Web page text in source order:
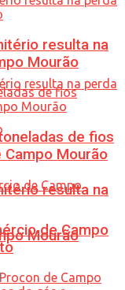
resulta na
Mourão
resulta na
Mourão
de fios
Mourão
de Campo